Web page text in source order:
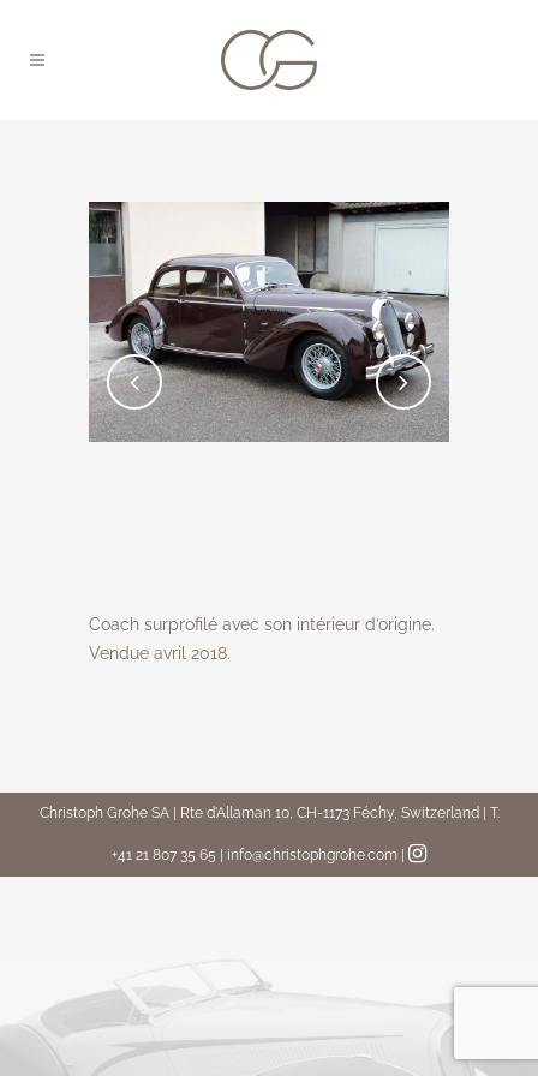
Coach surprofilé avec son intérieur d’origine.
Vendue avril 2018.
Christoph Grohe SA | Rte d’Allaman 10, CH-1173 Féchy, Switzerland | T.
+41 21 807 35 65 | info@christophgrohe.com